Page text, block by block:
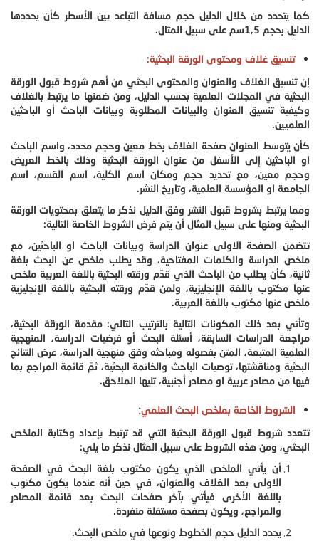
كما يتحدد من خلال الدليل حجم مسافة التباعد بين الأسطر كأن يحددها
الدليل بحجم 1,5سم على سبيل المثال.
تنسيق غلاف ومحتوى الورقة البحثية:
إن تنسيق الغلاف والعنوان والمحتوى البحثي من أهم شروط قبول الورقة
البحثية في المجلات العلمية بحسب الدليل، ومن ضمنها ما يرتبط بالغلاف
وكيفية تنسيق العنوان والبيانات المطلوبة وبيانات الباحث أو الباحثين
العلميين.
كأن يتوسط العنوان صفحة الغلاف بخط معين وحجم محدد، واسم الباحث
او الباحثين إلى الأسفل من عنوان الورقة البحثية وذلك بالخط العريض
وحجم معين، مع تحديد حجم ومكان اسم الكلية، اسم القسم، اسم
الجامعة او المؤسسة العلمية، وتاريخ النشر.
ومما يرتبط بشروط قبول النشر وفق الدليل نذكر ما يتعلق بمحتويات الورقة
البحثية ومنها على سبيل المثال أن يتم فرض الشروط الخاصة التالية:
تتضمن الصفحة الاولى عنوان الدراسة وبيانات الباحث او الباحثين، مع
ملخص الدراسة والكلمات المفتاحية، وقد يطلب ملخص عن البحث بلغة
ثانية، كأن يطلب من الباحث الذي قدّم ورقته البحثية باللغة العربية ملخص
عنها مكتوب باللغة الإنجليزية، ولمن قدّم ورقته البحثية باللغة الإنجليزية
ملخص عنها مكتوب باللغة العربية.
وتأتي بعد ذلك المكونات التالية بالترتيب التالي: مقدمة الورقة البحثية،
مراجعة الدراسات السابقة، أسئلة البحث أو فرضيات الدراسة، المنهجية
العلمية المتبعة، المتن بفصوله ومباحثه وفق منهجية الدراسة، عرض النتائج
البحثية ومناقشتها، توصيات الباحث والخاتمة البحثية، ثمّ قائمة المراجع بما
فيها من مصادر عربية او مصادر أجنبية، تليها الملاحق.
الشروط الخاصة بملخص البحث العلمي:
تتعدد شروط قبول الورقة البحثية التي قد ترتبط بإعداد وكتابة الملخص
البحثي، ومن هذه الشروط على سبيل المثال نذكر ما يلي:
أن يأتي الملخص الذي يكون مكتوب بلغة البحث في الصفحة
الاولى بعد الغلاف والعنوان، في حين أنه عندما يكون مكتوب
باللغة الأخرى فيأتي بآخر صفحات البحث بعد قائمة المصادر
والمراجع، ويكون بصفحة مستقلة منفردة.
يحدد الدليل حجم الخطوط ونوعها في ملخص البحث.